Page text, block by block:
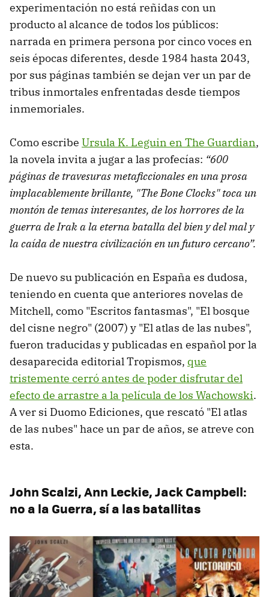
experimentación no está reñidas con un
producto al alcance de todos los públicos:
narrada en primera persona por cinco voces en
seis épocas diferentes, desde 1984 hasta 2043,
por sus páginas también se dejan ver un par de
tribus inmortales enfrentadas desde tiempos
inmemoriales.
Como escribe Ursula K. Leguin en The Guardian,
la novela invita a jugar a las profecías: “600
páginas de travesuras metaficcionales en una prosa
implacablemente brillante, "The Bone Clocks" toca un
montón de temas interesantes, de los horrores de la
guerra de Irak a la eterna batalla del bien y del mal y
la caída de nuestra civilización en un futuro cercano”.
De nuevo su publicación en España es dudosa,
teniendo en cuenta que anteriores novelas de
Mitchell, como "Escritos fantasmas", "El bosque
del cisne negro" (2007) y "El atlas de las nubes",
fueron traducidas y publicadas en español por la
desaparecida editorial Tropismos, que
tristemente cerró antes de poder disfrutar del
efecto de arrastre a la película de los Wachowski.
A ver si Duomo Ediciones, que rescató "El atlas
de las nubes" hace un par de años, se atreve con
esta.
John Scalzi, Ann Leckie, Jack Campbell:
no a la Guerra, sí a las batallitas